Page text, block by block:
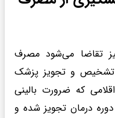
تقاضا می‌شود مصرف
تشخیص و تجویز پزشک
که ضرورت بالینی
درمان تجویز شده و